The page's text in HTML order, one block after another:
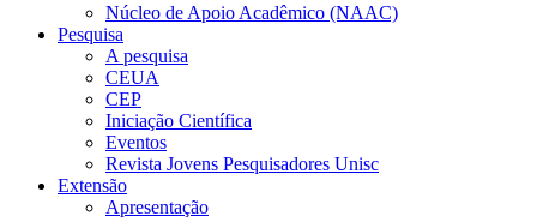
Núcleo de Apoio Acadêmico (NAAC)
Pesquisa
A pesquisa
CEUA
CEP
Iniciação Científica
Eventos
Revista Jovens Pesquisadores Unisc
Extensão
Apresentação